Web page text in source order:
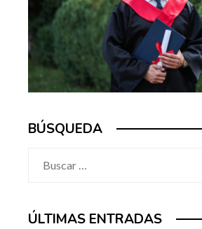
BÚSQUEDA
ÚLTIMAS ENTRADAS